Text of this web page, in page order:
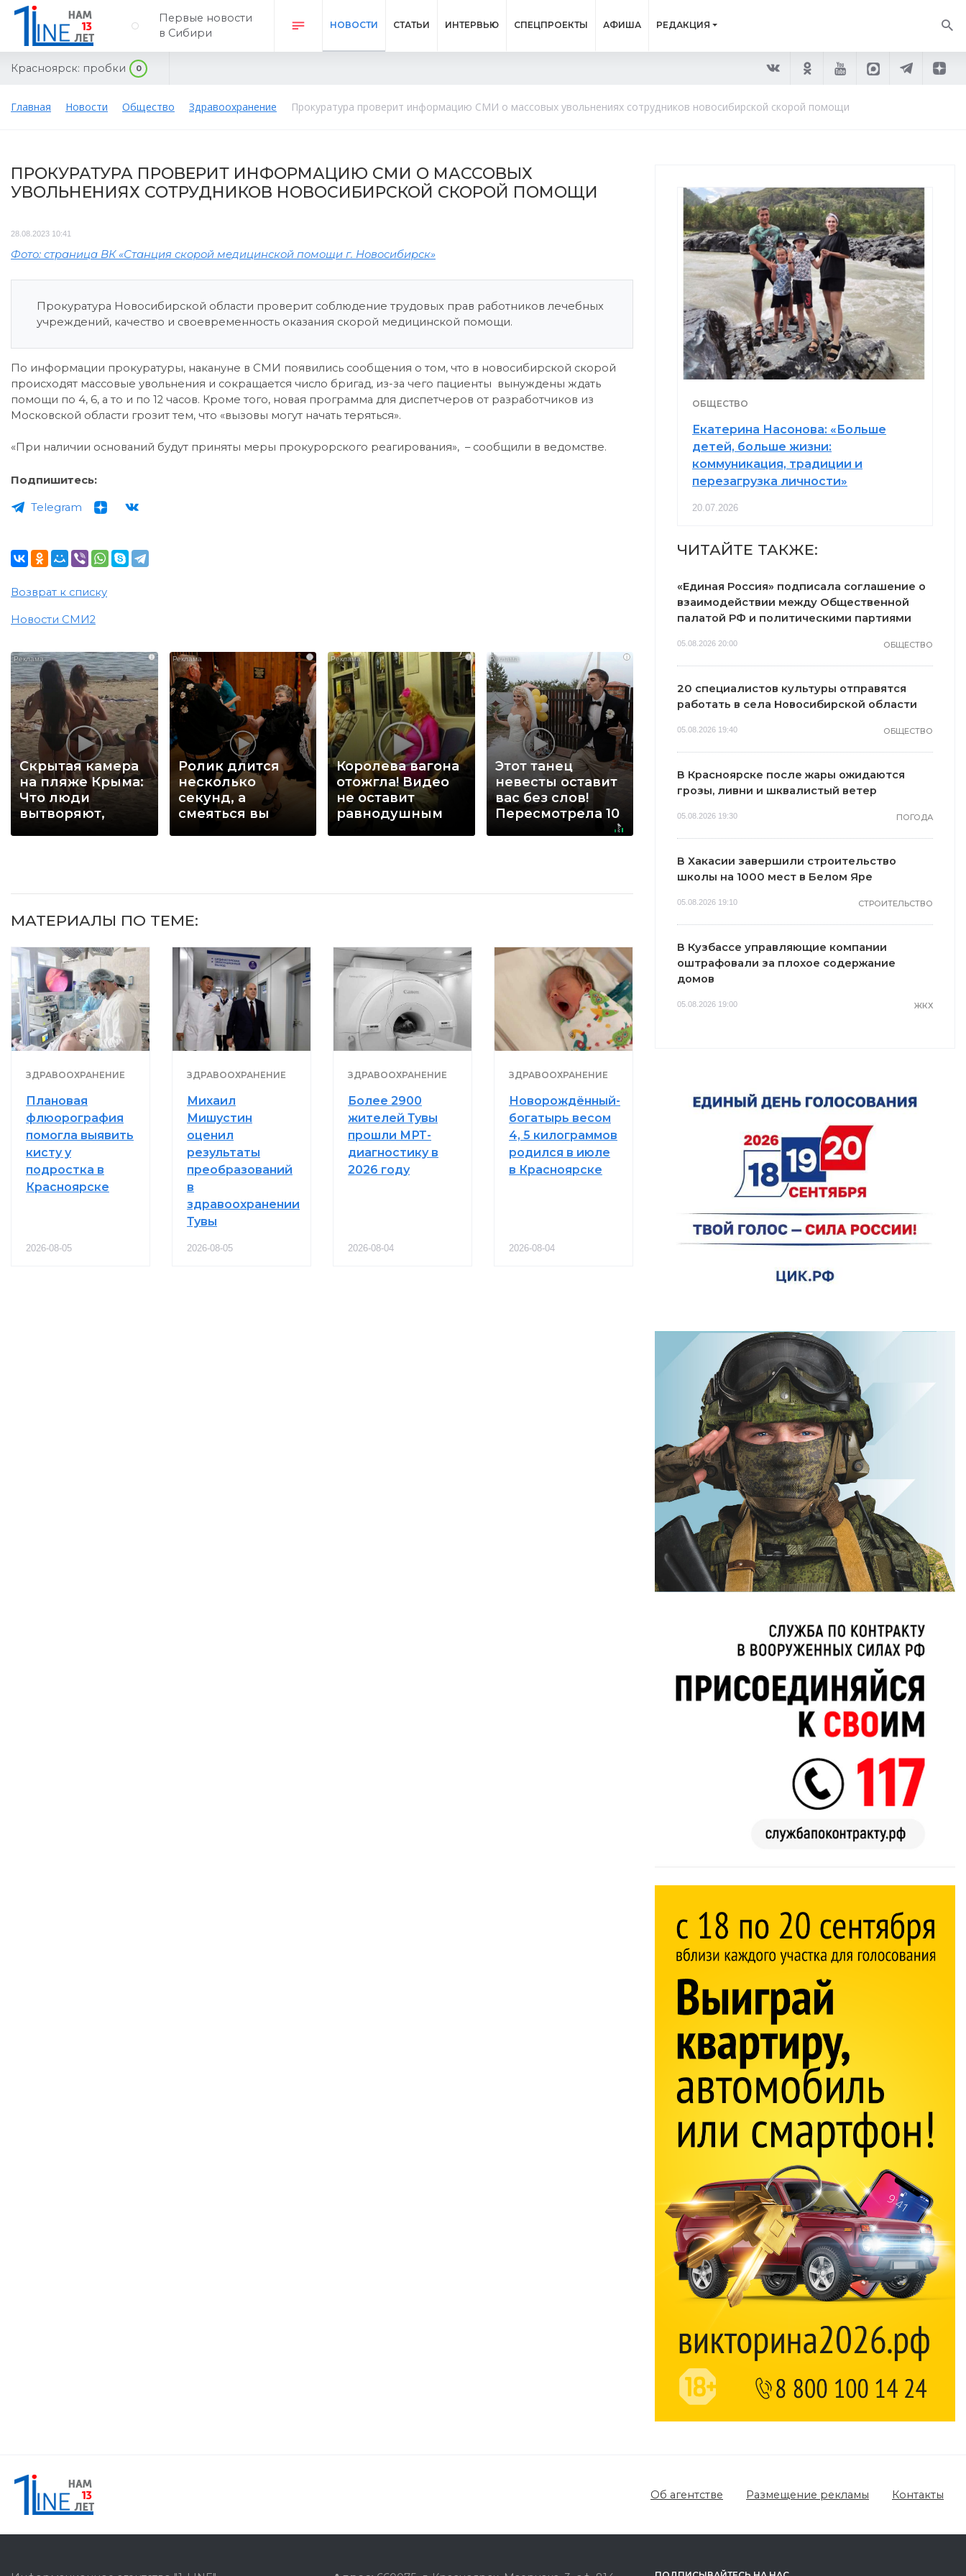
Первые новости
в Сибири
НОВОСТИ СТАТЬИ ИНТЕРВЬЮ СПЕЦПРОЕКТЫ АФИША РЕДАКЦИЯ
Красноярск: пробки 0
Главная Новости Общество Здравоохранение Прокуратура проверит информацию СМИ о массовых увольнениях сотрудников новосибирской скорой помощи
ПРОКУРАТУРА ПРОВЕРИТ ИНФОРМАЦИЮ СМИ О МАССОВЫХ
УВОЛЬНЕНИЯХ СОТРУДНИКОВ НОВОСИБИРСКОЙ СКОРОЙ ПОМОЩИ
28.08.2023 10:41
Фото: страница ВК «Станция скорой медицинской помощи г. Новосибирск»
Прокуратура Новосибирской области проверит соблюдение трудовых прав работников лечебных
учреждений, качество и своевременность оказания скорой медицинской помощи.
По информации прокуратуры, накануне в СМИ появились сообщения о том, что в новосибирской скорой
происходят массовые увольнения и сокращается число бригад, из-за чего пациенты вынуждены ждать
помощи по 4, 6, а то и по 12 часов. Кроме того, новая программа для диспетчеров от разработчиков из
Московской области грозит тем, что «вызовы могут начать теряться».
«При наличии оснований будут приняты меры прокурорского реагирования», – сообщили в ведомстве.
Подпишитесь:
Telegram
Возврат к списку
Новости СМИ2
i
Скрытая камера
на пляже Крыма:
Что люди
вытворяют,
i
Ролик длится
несколько
секунд, а
смеяться вы
i
Королева вагона
отожгла! Видео
не оставит
равнодушным
i
Этот танец
невесты оставит
вас без слов!
Пересмотрела 10
пару секунд, но
вы будете в шоке
от увиденного
Ролик из Омска:
вы будете
смеяться долго
МАТЕРИАЛЫ ПО ТЕМЕ:
ЗДРАВООХРАНЕНИЕ
Плановая
флюорография
помогла выявить
кисту у
подростка в
Красноярске
2026-08-05
ЗДРАВООХРАНЕНИЕ
Михаил
Мишустин
оценил
результаты
преобразований
в
здравоохранении
Тувы
2026-08-05
ЗДРАВООХРАНЕНИЕ
Более 2900
жителей Тувы
прошли МРТ-
диагностику в
2026 году
2026-08-04
ЗДРАВООХРАНЕНИЕ
Новорождённый-
богатырь весом
4, 5 килограммов
родился в июле
в Красноярске
2026-08-04
ОБЩЕСТВО
Екатерина Насонова: «Больше
детей, больше жизни:
коммуникация, традиции и
перезагрузка личности»
20.07.2026
ЧИТАЙТЕ ТАКЖЕ:
«Единая Россия» подписала соглашение о
взаимодействии между Общественной
палатой РФ и политическими партиями
05.08.2026 20:00 ОБЩЕСТВО
20 специалистов культуры отправятся
работать в села Новосибирской области
05.08.2026 19:40 ОБЩЕСТВО
В Красноярске после жары ожидаются
грозы, ливни и шквалистый ветер
05.08.2026 19:30 ПОГОДА
В Хакасии завершили строительство
школы на 1000 мест в Белом Яре
05.08.2026 19:10 СТРОИТЕЛЬСТВО
В Кузбассе управляющие компании
оштрафовали за плохое содержание
домов
05.08.2026 19:00 ЖКХ
Об агентстве Размещение рекламы Контакты